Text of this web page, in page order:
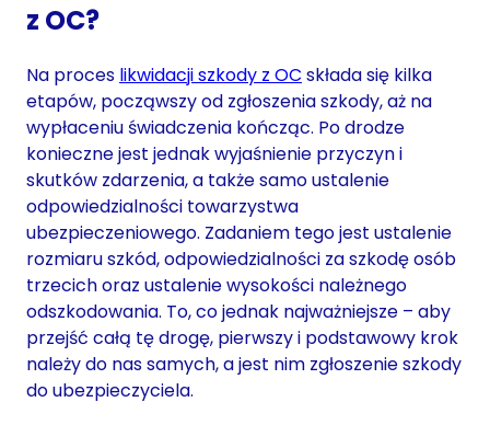
z OC?
Na proces likwidacji szkody z OC składa się kilka
etapów, począwszy od zgłoszenia szkody, aż na
wypłaceniu świadczenia kończąc. Po drodze
konieczne jest jednak wyjaśnienie przyczyn i
skutków zdarzenia, a także samo ustalenie
odpowiedzialności towarzystwa
ubezpieczeniowego. Zadaniem tego jest ustalenie
rozmiaru szkód, odpowiedzialności za szkodę osób
trzecich oraz ustalenie wysokości należnego
odszkodowania. To, co jednak najważniejsze – aby
przejść całą tę drogę, pierwszy i podstawowy krok
należy do nas samych, a jest nim zgłoszenie szkody
do ubezpieczyciela.